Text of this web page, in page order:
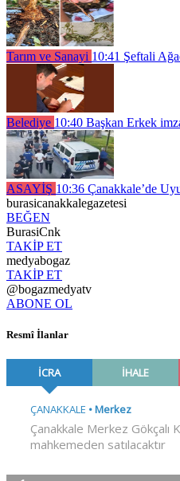
Tarım ve Sanayi 10:41 Şeftali
Belediye 10:40 Başkan Erkek
ASAYİŞ 10:36 Çanakkale’de
burasicanakkalegazetesi
BEĞEN
BurasiCnk
TAKİP ET
medyabogaz
TAKİP ET
@bogazmedyatv
ABONE OL
Resmî İlanlar